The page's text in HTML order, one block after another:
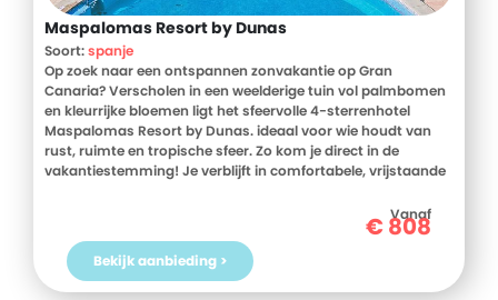
Maspalomas Resort by Dunas
Soort:spanje
Op zoek naar een ontspannen zonvakantie op Gran
Canaria? Verscholen in een weelderige tuin vol palmbomen
en kleurrijke bloemen ligt het sfeervolle 4-sterrenhotel
Maspalomas Resort by Dunas. ideaal voor wie houdt van
rust, ruimte en tropische sfeer. Zo kom je direct in de
vakantiestemming! Je verblijft in comfortabele, vrijstaande
zwembad of laat je kinderen lekker spelen in de splashzone.
Het animatieteam zorgt dagelijks voor leuke activiteiten
voor jong en oud. De beroemde duinen van Maspalomas
liggen op loopafstand en met de shuttleservice sta je zo op
het parelwitte strand. Golfliefhebber? De golfbaan ligt
Vanaf
€808
Bekijk aanbieding >